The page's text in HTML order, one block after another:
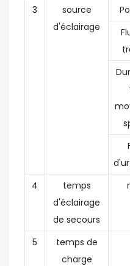
3
source
d'éclairage
4
temps
d'éclairage
de secours
5
temps de
charge